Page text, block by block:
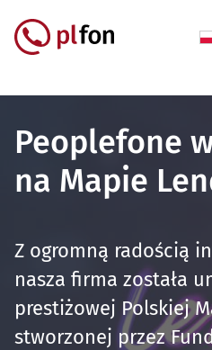
Peoplefone
na Mapie
Z ogromną radością
nasza firma została
prestiżowej Polskiej
stworzonej przez